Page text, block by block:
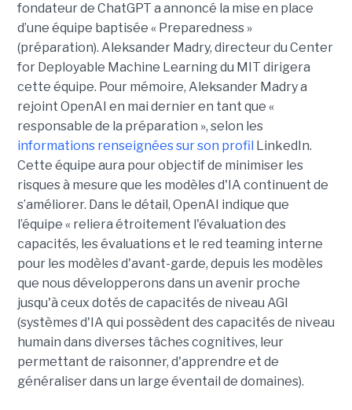
fondateur de ChatGPT a annoncé la mise en place
d’une équipe baptisée « Preparedness »
(préparation). Aleksander Madry, directeur du Center
for Deployable Machine Learning du MIT dirigera
cette équipe. Pour mémoire, Aleksander Madry a
rejoint OpenAI en mai dernier en tant que «
responsable de la préparation », selon les
informations renseignées sur son profil LinkedIn.
Cette équipe aura pour objectif de minimiser les
risques à mesure que les modèles d'IA continuent de
s’améliorer. Dans le détail, OpenAI indique que
l’équipe « reliera étroitement l'évaluation des
capacités, les évaluations et le red teaming interne
pour les modèles d'avant-garde, depuis les modèles
que nous développerons dans un avenir proche
jusqu'à ceux dotés de capacités de niveau AGI
(systèmes d'IA qui possèdent des capacités de niveau
humain dans diverses tâches cognitives, leur
permettant de raisonner, d'apprendre et de
généraliser dans un large éventail de domaines).